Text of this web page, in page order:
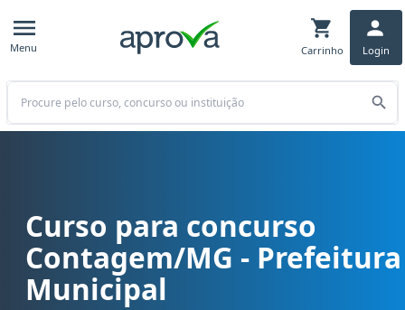
Menu Carrinho Login
Buscar
Curso para concurso Contagem/MG - Prefeitura Municipal cargo
Curso para concurso
Contagem/MG - Prefeitura
Municipal